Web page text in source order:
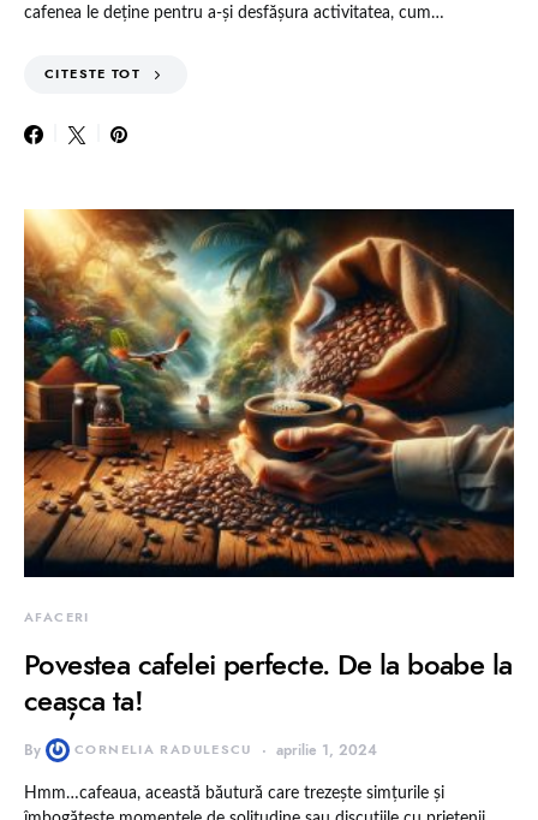
cafenea le deține pentru a-și desfășura activitatea, cum…
CITESTE TOT
AFACERI
Povestea cafelei perfecte. De la boabe la
ceașca ta!
By CORNELIA RADULESCU aprilie 1, 2024
Hmm…cafeaua, această băutură care trezește simțurile și